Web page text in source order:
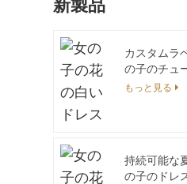
新製品
カスタムラ
の子のチュ
トベビー服
もっと見る
持続可能な
の子のドレ